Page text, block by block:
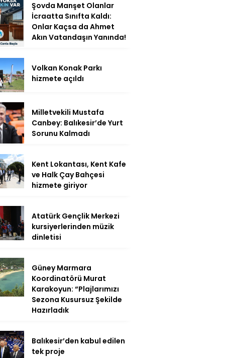
Şovda Manşet Olanlar
İcraatta Sınıfta Kaldı:
Onlar Kaçsa da Ahmet
Akın Vatandaşın Yanında!
Volkan Konak Parkı
hizmete açıldı
Milletvekili Mustafa
Canbey: Balıkesir’de Yurt
Sorunu Kalmadı
Kent Lokantası, Kent Kafe
ve Halk Çay Bahçesi
hizmete giriyor
Atatürk Gençlik Merkezi
kursiyerlerinden müzik
dinletisi
Güney Marmara
Koordinatörü Murat
Karakoyun: “Plajlarımızı
Sezona Kusursuz Şekilde
Hazırladık
Balıkesir’den kabul edilen
tek proje